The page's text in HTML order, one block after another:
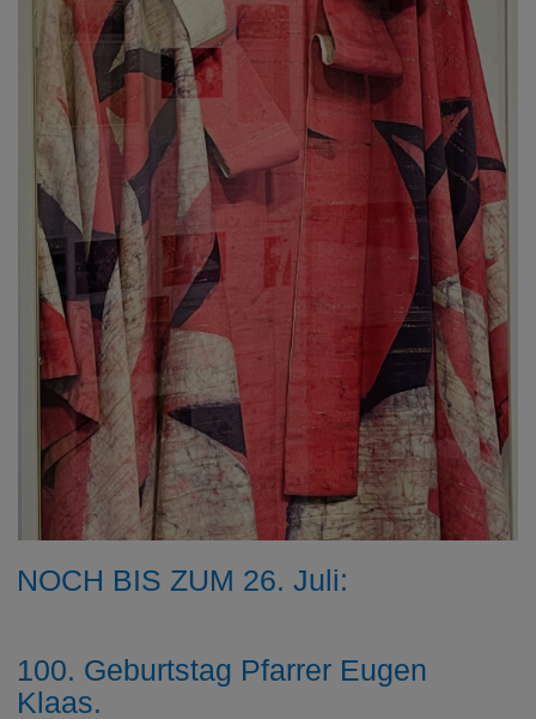
NOCH BIS ZUM 26. Juli:
100. Geburtstag Pfarrer Eugen
Klaas.